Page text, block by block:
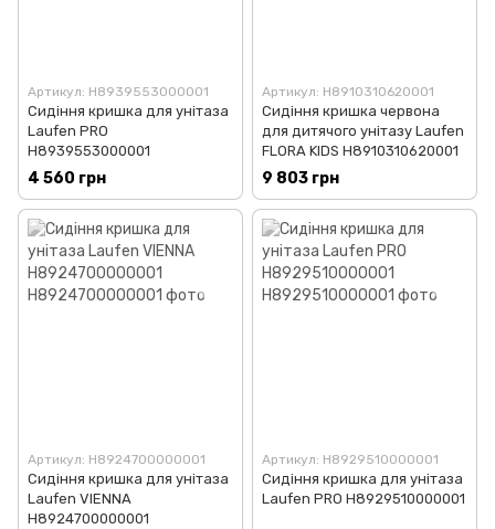
Артикул: H8939553000001
Сидіння кришка для унітаза
Laufen PRO
H8939553000001
4 560 грн
Артикул: H8910310620001
Сидіння кришка червона
для дитячого унітазу Laufen
FLORA KIDS H8910310620001
9 803 грн
Артикул: H8924700000001
Сидіння кришка для унітаза
Laufen VIENNA
H8924700000001
Артикул: H8929510000001
Сидіння кришка для унітаза
Laufen PRO H8929510000001